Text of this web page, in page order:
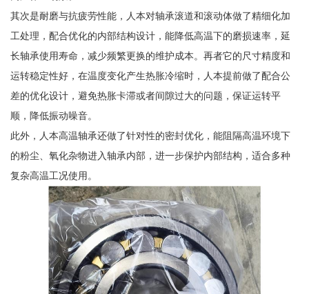
其次是耐磨与抗疲劳性能，人本对轴承滚道和滚动体做了精细化加
工处理，配合优化的内部结构设计，能降低高温下的磨损速率，延
长轴承使用寿命，减少频繁更换的维护成本。再者它的尺寸精度和
运转稳定性好，在温度变化产生热胀冷缩时，人本提前做了配合公
差的优化设计，避免热胀卡滞或者间隙过大的问题，保证运转平
顺，降低振动噪音。
此外，人本高温轴承还做了针对性的密封优化，能阻隔高温环境下
的粉尘、氧化杂物进入轴承内部，进一步保护内部结构，适合多种
复杂高温工况使用。